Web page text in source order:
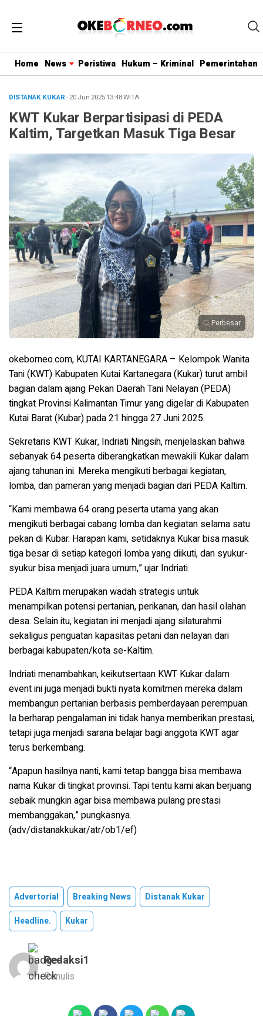
Home News Peristiwa Hukum – Kriminal Pemerintahan
DISTANAK KUKAR · 20 Jun 202513:48WITA
KWT Kukar Berpartisipasi di PEDA
Kaltim, Targetkan Masuk Tiga Besar
Perbesar
okeborneo.com, KUTAI KARTANEGARA – Kelompok Wanita
Tani (KWT) Kabupaten Kutai Kartanegara (Kukar) turut ambil
bagian dalam ajang Pekan Daerah Tani Nelayan (PEDA)
tingkat Provinsi Kalimantan Timur yang digelar di Kabupaten
Kutai Barat (Kubar) pada 21 hingga 27 Juni 2025.
Sekretaris KWT Kukar, Indriati Ningsih, menjelaskan bahwa
sebanyak 64 peserta diberangkatkan mewakili Kukar dalam
ajang tahunan ini. Mereka mengikuti berbagai kegiatan,
lomba, dan pameran yang menjadi bagian dari PEDA Kaltim.
“Kami membawa 64 orang peserta utama yang akan
mengikuti berbagai cabang lomba dan kegiatan selama satu
pekan di Kubar. Harapan kami, setidaknya Kukar bisa masuk
tiga besar di setiap kategori lomba yang diikuti, dan syukur-
syukur bisa menjadi juara umum,” ujar Indriati.
PEDA Kaltim merupakan wadah strategis untuk
menampilkan potensi pertanian, perikanan, dan hasil olahan
desa. Selain itu, kegiatan ini menjadi ajang silaturahmi
sekaligus penguatan kapasitas petani dan nelayan dari
berbagai kabupaten/kota se-Kaltim.
Indriati menambahkan, keikutsertaan KWT Kukar dalam
event ini juga menjadi bukti nyata komitmen mereka dalam
membangun pertanian berbasis pemberdayaan perempuan.
Ia berharap pengalaman ini tidak hanya memberikan prestasi,
tetapi juga menjadi sarana belajar bagi anggota KWT agar
terus berkembang.
“Apapun hasilnya nanti, kami tetap bangga bisa membawa
nama Kukar di tingkat provinsi. Tapi tentu kami akan berjuang
sebaik mungkin agar bisa membawa pulang prestasi
membanggakan,” pungkasnya.
(adv/distanakkukar/atr/ob1/ef)
Advertorial Breaking News
Distanak Kukar
Headline.
Kukar
Redaksi1
Penulis